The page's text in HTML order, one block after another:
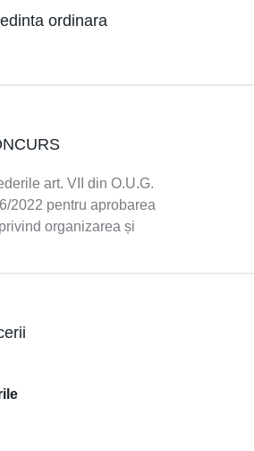
ordinara
art. VII din O.U.G.
2022 pentru aprobarea
organizarea și